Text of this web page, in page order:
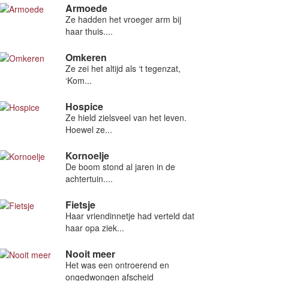
Armoede
Ze hadden het vroeger arm bij
haar thuis....
Omkeren
Ze zei het altijd als ‘t tegenzat,
‘Kom...
Hospice
Ze hield zielsveel van het leven.
Hoewel ze...
Kornoelje
De boom stond al jaren in de
achtertuin....
Fietsje
Haar vriendinnetje had verteld dat
haar opa ziek...
Nooit meer
Het was een ontroerend en
ongedwongen afscheid